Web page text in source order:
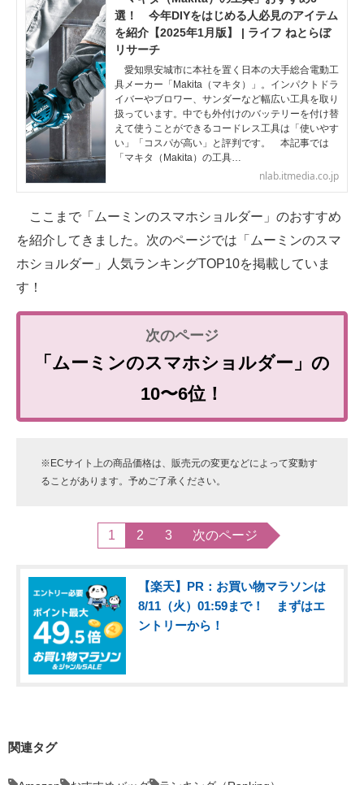
選！ 今年DIYをはじめる人必見のアイテム
を紹介【2025年1月版】 | ライフ ねとらぼ
リサーチ
愛知県安城市に本社を置く日本の大手総合電動工
具メーカー「Makita（マキタ）」。インパクトドラ
イバーやブロワー、サンダーなど幅広い工具を取り
扱っています。中でも外付けのバッテリーを付け替
えて使うことができるコードレス工具は「使いやす
い」「コスパが高い」と評判です。 本記事では
「マキタ（Makita）の工具…
nlab.itmedia.co.jp
ここまで「ムーミンのスマホショルダー」のおすすめ
を紹介してきました。次のページでは「ムーミンのスマ
ホショルダー」人気ランキングTOP10を掲載していま
す！
「ムーミンのスマホショルダー」の
10〜6位！
※ECサイト上の商品価格は、販売元の変更などによって変動す
ることがあります。予めご了承ください。
1 2 3 次のページ
【楽天】PR：お買い物マラソンは
8/11（火）01:59まで！ まずはエ
ントリーから！
関連タグ